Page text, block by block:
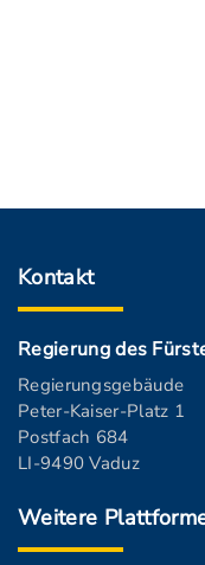
Kontakt
Regierung des
Regierungsgebäude
Peter-Kaiser-Platz 1
Postfach 684
LI-9490 Vaduz
Weitere